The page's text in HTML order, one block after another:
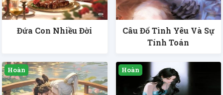
Đứa Con Nhiều Đời
Câu Đố Tình Yêu Và Sự
Tính Toán